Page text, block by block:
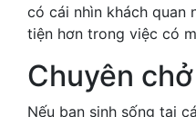
có cái nhìn khách quan
tiện hơn trong việc có
Chuyên chở
Nếu bạn sinh sống tại